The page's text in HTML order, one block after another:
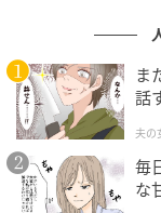
ま
話
夫の
毎
な